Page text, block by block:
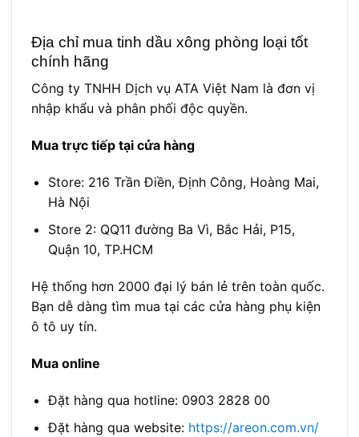
Địa chỉ mua tinh dầu xông phòng loại tốt
chính hãng
Công ty TNHH Dịch vụ ATA Việt Nam là đơn vị
nhập khẩu và phân phối độc quyền.
Mua trực tiếp tại cửa hàng
Store: 216 Trần Điền, Định Công, Hoàng Mai,
Hà Nội
Store 2: QQ11 đường Ba Vì, Bắc Hải, P15,
Quận 10, TP.HCM
Hệ thống hơn 2000 đại lý bán lẻ trên toàn quốc.
Bạn dễ dàng tìm mua tại các cửa hàng phụ kiện
ô tô uy tín.
Mua online
Đặt hàng qua hotline: 0903 2828 00
Đặt hàng qua website: https://areon.com.vn/